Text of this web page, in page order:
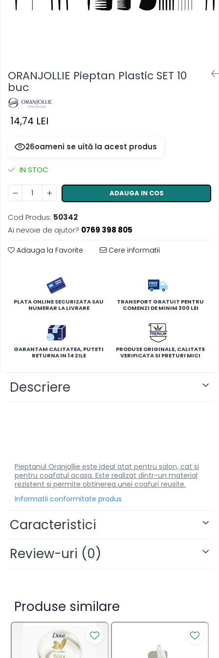
Masca & Gel de par
ORANJOLLIE Pieptan Plastic SET 10
buc
14,74 LEI
26oameni se uită la acest produs
IN STOC
ADAUGA IN COS
Cod Produs: 50342
Ai nevoie de ajutor? 0769 398 805
Adauga la Favorite Cere informatii
PLATA ONLINE SECURIZATA SAU
NUMERAR LA LIVRARE
TRANSPORT GRATUIT PENTRU
COMENZI DE MINIM 300 LEI
GARANTAM CALITATEA, PUTETI
RETURNA IN 14 ZILE
PRODUSE ORIGINALE, CALITATE
VERIFICATA SI PRETURI MICI
Descriere
Pieptanul Oranjollie este ideal atat pentru salon, cat si
pentru coafatul acasa. Este realizat dintr-un material
rezistent si permite obtinerea unei coafuri reusite.
Informatii conformitate produs
Caracteristici
Review-uri (0)
Produse similare